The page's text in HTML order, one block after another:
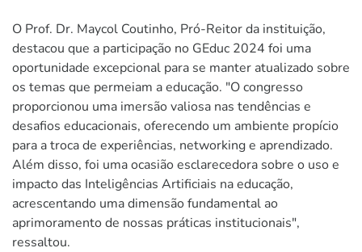
O Prof. Dr. Maycol Coutinho, Pró-Reitor da instituição,
destacou que a participação no GEduc 2024 foi uma
oportunidade excepcional para se manter atualizado sobre
os temas que permeiam a educação. "O congresso
proporcionou uma imersão valiosa nas tendências e
desafios educacionais, oferecendo um ambiente propício
para a troca de experiências, networking e aprendizado.
Além disso, foi uma ocasião esclarecedora sobre o uso e
impacto das Inteligências Artificiais na educação,
acrescentando uma dimensão fundamental ao
aprimoramento de nossas práticas institucionais",
ressaltou.